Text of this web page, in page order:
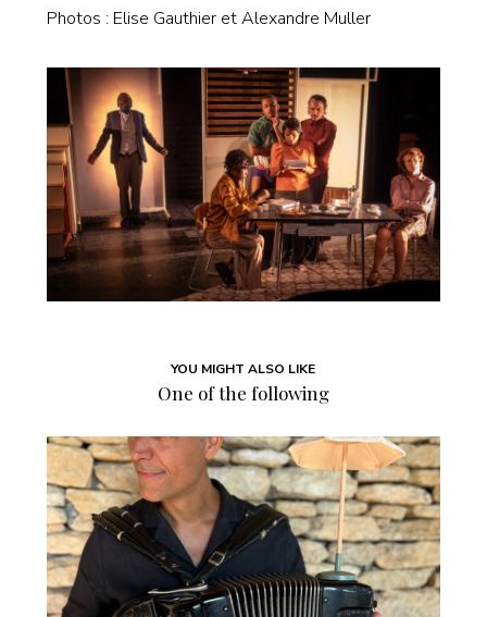
Photos : Elise Gauthier et Alexandre Muller
YOU MIGHT ALSO LIKE
One of the following